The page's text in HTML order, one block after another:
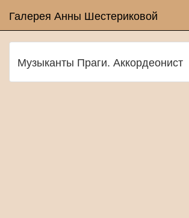
Галерея Анны Шестериковой
Музыканты Праги. Аккордеонист